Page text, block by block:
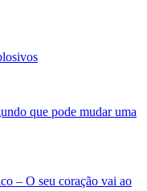
que pode mudar uma
– O seu coração vai ao